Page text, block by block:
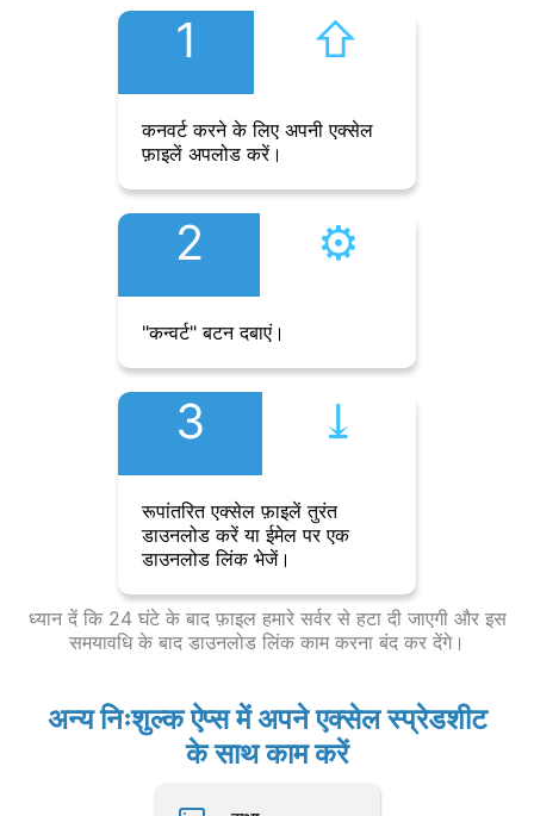
1 ⇧︎
कनवर्ट करने के लिए अपनी एक्सेल
फ़ाइलें अपलोड करें।
2 ⚙︎
"कन्वर्ट" बटन दबाएं।
3 ⤓︎
रूपांतरित एक्सेल फ़ाइलें तुरंत
डाउनलोड करें या ईमेल पर एक
डाउनलोड लिंक भेजें।
ध्यान दें कि 24 घंटे के बाद फ़ाइल हमारे सर्वर से हटा दी जाएगी और इस
समयावधि के बाद डाउनलोड लिंक काम करना बंद कर देंगे।
अन्य निःशुल्क ऐप्स में अपने एक्सेल स्प्रेडशीट
के साथ काम करें